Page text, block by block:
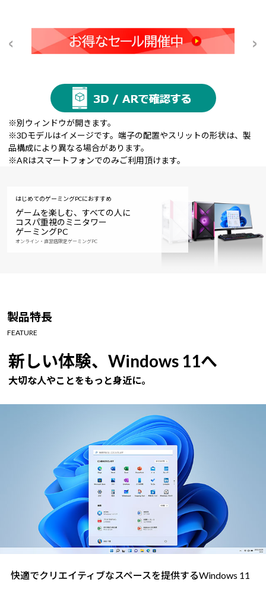
※別ウィンドウが開きます。
※3Dモデルはイメージです。端子の配置やスリットの形状は、製
品構成により異なる場合があります。
※ARはスマートフォンでのみご利用頂けます。
はじめてのゲーミングPCにおすすめ
ゲームを楽しむ、すべての人に
コスパ重視のミニタワー
ゲーミングPC
オンライン・直営店限定ゲーミングPC
製品特長
FEATURE
新しい体験、Windows 11へ
大切な人やことをもっと身近に。
快適でクリエイティブなスペースを提供するWindows 11